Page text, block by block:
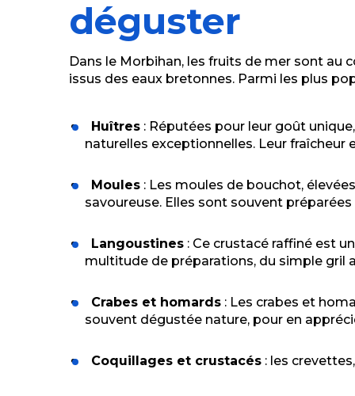
déguster
Dans le Morbihan, les fruits de mer sont
issus des eaux bretonnes. Parmi les plus
Huîtres : Réputées pour leur goût
naturelles exceptionnelles. Leur
Moules : Les moules de bouchot,
savoureuse. Elles sont souvent
Langoustines : Ce crustacé raffiné est
multitude de préparations, du simple gril
Crabes et homards : Les crabes et
souvent dégustée nature, pour en
Coquillages et crustacés : les